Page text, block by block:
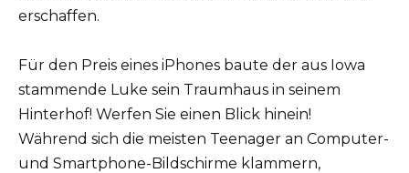
erschaffen.
Für den Preis eines iPhones baute der aus Iowa
stammende Luke sein Traumhaus in seinem
Hinterhof! Werfen Sie einen Blick hinein!
Während sich die meisten Teenager an Computer-
und Smartphone-Bildschirme klammern,